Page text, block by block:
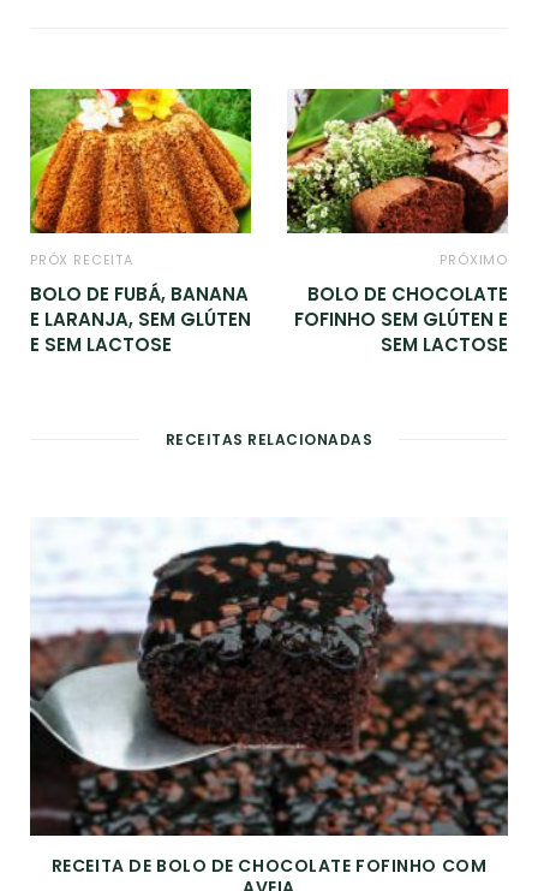
PRÓX RECEITA
BOLO DE FUBÁ, BANANA
E LARANJA, SEM GLÚTEN
E SEM LACTOSE
PRÓXIMO
BOLO DE CHOCOLATE
FOFINHO SEM GLÚTEN E
SEM LACTOSE
RECEITAS RELACIONADAS
RECEITA DE BOLO DE CHOCOLATE FOFINHO COM